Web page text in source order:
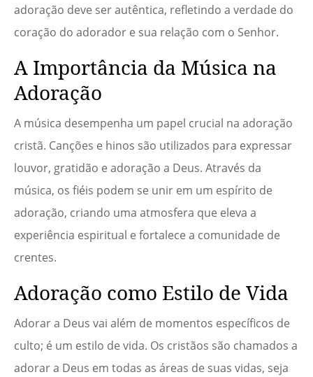
adoração deve ser autêntica, refletindo a verdade do
coração do adorador e sua relação com o Senhor.
A Importância da Música na
Adoração
A música desempenha um papel crucial na adoração
cristã. Canções e hinos são utilizados para expressar
louvor, gratidão e adoração a Deus. Através da
música, os fiéis podem se unir em um espírito de
adoração, criando uma atmosfera que eleva a
experiência espiritual e fortalece a comunidade de
crentes.
Adoração como Estilo de Vida
Adorar a Deus vai além de momentos específicos de
culto; é um estilo de vida. Os cristãos são chamados a
adorar a Deus em todas as áreas de suas vidas, seja